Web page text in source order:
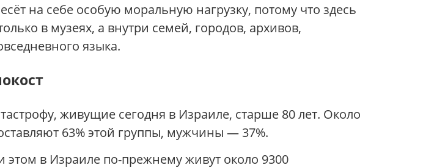
на себе особую моральную нагрузку, потому что здесь
в музеях, а внутри семей, городов, архивов,
языка.
живущие сегодня в Израиле, старше 80 лет. Около
63% этой группы, мужчины — 37%.
в Израиле по-прежнему живут около 9300